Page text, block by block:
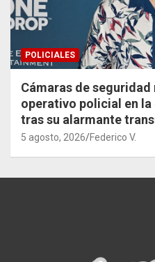
POLICIALES
Cámaras de
operativo policial en la
tras su alarmante
5 agosto, 2026 Federico V.